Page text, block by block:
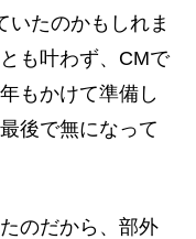
いたのかもしれま
も叶わず、CMで
もかけて準備し
後で無になって
のだから、部外